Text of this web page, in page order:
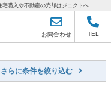
購入や不動産の売却はジェクトへ
お問合わせ TEL
さらに条件を絞り込む